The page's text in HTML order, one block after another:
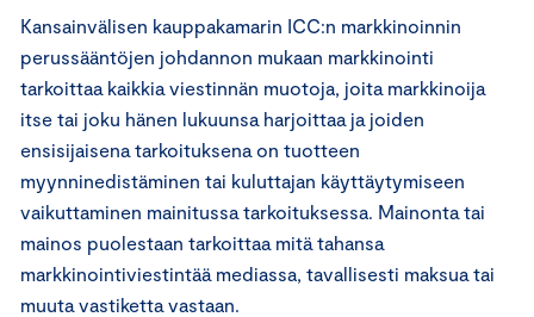
Kansainvälisen kauppakamarin ICC:n markkinoinnin
perussääntöjen johdannon mukaan markkinointi
tarkoittaa kaikkia viestinnän muotoja, joita markkinoija
itse tai joku hänen lukuunsa harjoittaa ja joiden
ensisijaisena tarkoituksena on tuotteen
myynninedistäminen tai kuluttajan käyttäytymiseen
vaikuttaminen mainitussa tarkoituksessa. Mainonta tai
mainos puolestaan tarkoittaa mitä tahansa
markkinointiviestintää mediassa, tavallisesti maksua tai
muuta vastiketta vastaan.